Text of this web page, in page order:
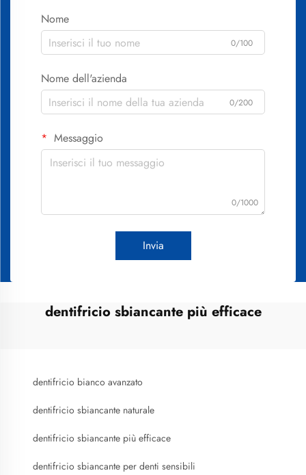
Nome
0/100
Nome dell'azienda
0/200
Messaggio
0/1000
Invia
dentifricio sbiancante più efficace
dentifricio bianco avanzato
dentifricio sbiancante naturale
dentifricio sbiancante più efficace
dentifricio sbiancante per denti sensibili